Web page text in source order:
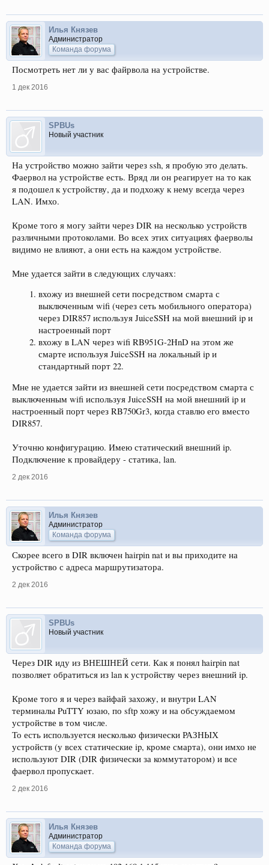
Илья Князев
Администратор
Команда форума
Посмотреть нет ли у вас файрвола на устройстве.
1 дек 2016
SPBUs
Новый участник
На устройство можно зайти через ssh, я пробую это делать.
Фаервол на устройстве есть. Вряд ли он реагирует на то как
я подошел к устройству, да и подхожу к нему всегда через
LAN. Имхо.
Кроме того я могу зайти через DIR на несколько устройств
различными протоколами. Во всех этих ситуациях фаерволы
видимо не влияют, а они есть на каждом устройстве.
Мне удается зайти в следующих случаях:
вхожу из внешней сети посредством смарта с
выключенным wifi (через сеть мобильного оператора)
через DIR857 используя JuiceSSH на мой внешний ip и
настроенный порт
вхожу в LAN через wifi RB951G-2HnD на этом же
смарте используя JuiceSSH на локальный ip и
стандартный порт 22.
Мне не удается зайти из внешней сети посредством смарта с
выключенным wifi используя JuiceSSH на мой внешний ip и
настроенный порт через RB750Gr3, когда ставлю его вместо
DIR857.
Уточню конфигурацию. Имею статический внешний ip.
Подключение к провайдеру - статика, lan.
2 дек 2016
Илья Князев
Администратор
Команда форума
Скорее всего в DIR включен hairpin nat и вы приходите на
устройство с адреса маршрутизатора.
2 дек 2016
SPBUs
Новый участник
Через DIR иду из ВНЕШНЕЙ сети. Как я понял hairpin nat
позволяет обратиться из lan к устройству через внешний ip.
Кроме того я и через вайфай захожу, и внутри LAN
терминалы PuTTY юзаю, по sftp хожу и на обсуждаемом
устройстве в том числе.
То есть используется несколько физически РАЗНЫХ
устройств (у всех статические ip, кроме смарта), они имхо не
используют DIR (DIR физически за коммутатором) и все
фаервол пропускает.
2 дек 2016
Илья Князев
Администратор
Команда форума